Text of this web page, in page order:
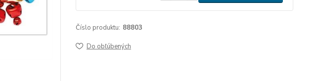
Číslo produktu: 88803
Do obľúbených